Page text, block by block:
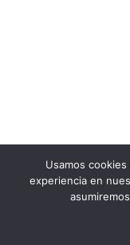
Usamos
experiencia en